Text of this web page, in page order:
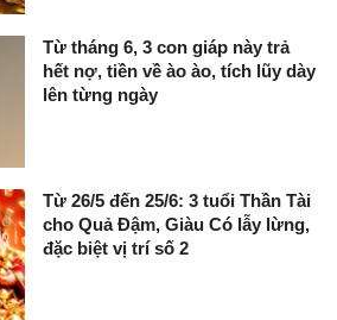
Từ tháng 6, 3 con giáp này trả
hết nợ, tiền về ào ào, tích lũy dày
lên từng ngày
Từ 26/5 đến 25/6: 3 tuổi Thần Tài
cho Quả Đậm, Giàu Có lẫy lừng,
đặc biệt vị trí số 2